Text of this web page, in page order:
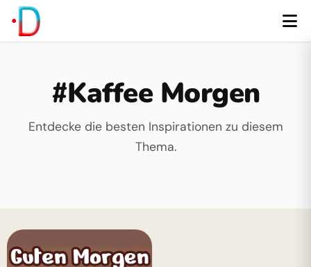
#Kaffee Morgen
Entdecke die besten Inspirationen zu diesem
Thema.